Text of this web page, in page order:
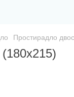
Простирадло